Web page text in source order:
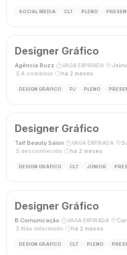
SOCIAL MEDIA CLT PLENO
Designer Gráfico
Agência Buzz VAGA EXPIRADA
A combinar
há 2 meses
DESIGN GRÁFICO PJ PLENO
Designer Gráfico
Taif Beauty Salon VAGA EXPIRADA
desconhecido
há 2 meses
DESIGN GRÁFICO CLT JÚNIOR
Designer Gráfico
B Comunicação VAGA EXPIRADA
Não informado
há 2 meses
DESIGN GRÁFICO CLT PLENO